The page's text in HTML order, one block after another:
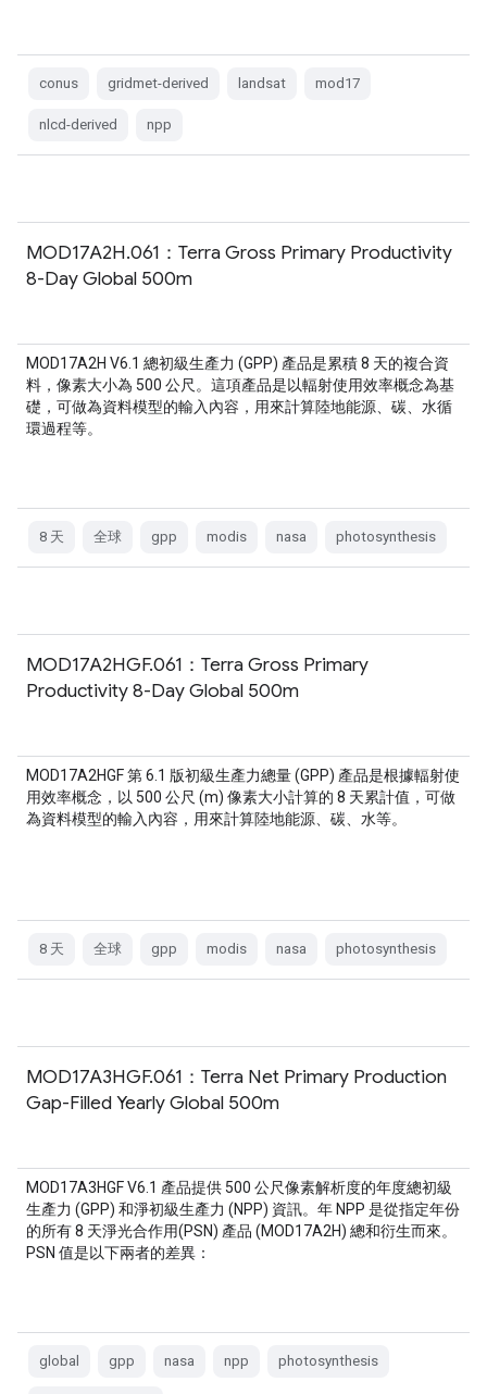
conus gridmet-derived landsat mod17
nlcd-derived npp
MOD17A2H.061：Terra Gross Primary Productivity
8-Day Global 500m
MOD17A2H V6.1 總初級生產力 (GPP) 產品是累積 8 天的複合資
料，像素大小為 500 公尺。這項產品是以輻射使用效率概念為基
礎，可做為資料模型的輸入內容，用來計算陸地能源、碳、水循
環過程等。
8 天 全球 gpp modis nasa photosynthesis
MOD17A2HGF.061：Terra Gross Primary
Productivity 8-Day Global 500m
MOD17A2HGF 第 6.1 版初級生產力總量 (GPP) 產品是根據輻射使
用效率概念，以 500 公尺 (m) 像素大小計算的 8 天累計值，可做
為資料模型的輸入內容，用來計算陸地能源、碳、水等。
8 天 全球 gpp modis nasa photosynthesis
MOD17A3HGF.061：Terra Net Primary Production
Gap-Filled Yearly Global 500m
MOD17A3HGF V6.1 產品提供 500 公尺像素解析度的年度總初級
生產力 (GPP) 和淨初級生產力 (NPP) 資訊。年 NPP 是從指定年份
的所有 8 天淨光合作用(PSN) 產品 (MOD17A2H) 總和衍生而來。
PSN 值是以下兩者的差異：
global gpp nasa npp photosynthesis